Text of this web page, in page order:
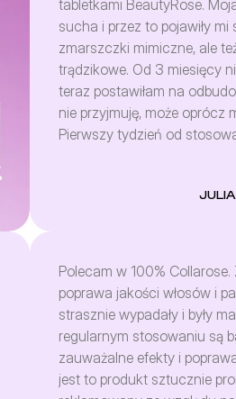
tabletkami BeautyRose.
sucha i przez to pojawiły mi
zmarszczki mimiczne, ale
trądzikowe. Od 3 miesięcy
teraz postawiłam na
nie przyjmuję, może oprócz
Pierwszy tydzień od
rozdwajały, a teraz w
rybi smak, a tutaj mega
wielu smakach.
jest też nie często
Cena adekwatna, bo lepiej
dwie, niż 400 na jakieś
suple. Zresztą często są
chce się zaoszczędzić,
Polecam w 100%
poprawa jakości włosów i
strasznie wypadały i były
regularnym stosowaniu są
zauważalne efekty i
jest to produkt sztucznie